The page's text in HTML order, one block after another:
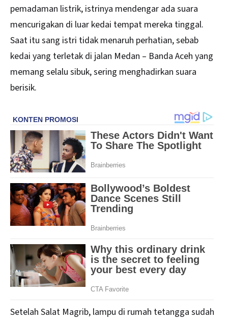
pemadaman listrik, istrinya mendengar ada suara
mencurigakan di luar kedai tempat mereka tinggal.
Saat itu sang istri tidak menaruh perhatian, sebab
kedai yang terletak di jalan Medan – Banda Aceh yang
memang selalu sibuk, sering menghadirkan suara
berisik.
Setelah Salat Magrib, lampu di rumah tetangga sudah